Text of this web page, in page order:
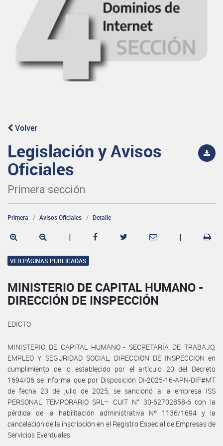
Volver
Legislación y Avisos
Oficiales
Primera sección
Primera Avisos Oficiales Detalle
| |
VER PÁGINAS PUBLICADAS
MINISTERIO DE CAPITAL HUMANO -
DIRECCIÓN DE INSPECCIÓN
EDICTO
MINISTERIO DE CAPITAL HUMANO - SECRETARÍA DE TRABAJO,
EMPLEO Y SEGURIDAD SOCIAL, DIRECCION DE INSPECCION en
cumplimiento de lo establecido por el artículo 20 del Decreto
1694/06 se informa que por Disposición DI-2025-16-APN-DIF#MT
de fecha 23 de julio de 2025, se sancionó a la empresa ISS
PERSONAL TEMPORARIO SRL– CUIT N° 30-62702858-6 con la
pérdida de la habilitación administrativa Nº 1136/1694 y la
cancelación de la inscripción en el Registro Especial de Empresas de
Servicios Eventuales.